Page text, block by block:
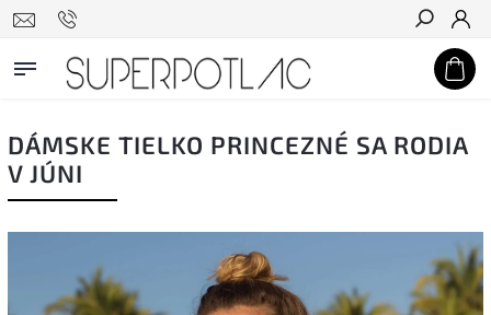
Hľadať
DÁMSKE TIELKO PRINCEZNÉ SA RODIA
V JÚNI